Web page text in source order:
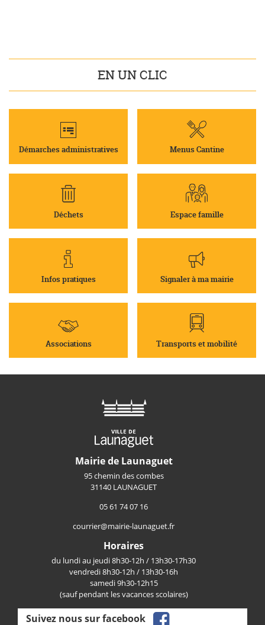
EN UN CLIC
Démarches administratives Menus Cantine
Déchets Espace famille
Infos pratiques Signaler à ma mairie
Associations Transports et mobilité
Mairie de Launaguet
95 chemin des combes
31140 LAUNAGUET
05 61 74 07 16
courrier@mairie-launaguet.fr
Horaires
du lundi au jeudi 8h30-12h / 13h30-17h30
vendredi 8h30-12h / 13h30-16h
samedi 9h30-12h15
(sauf pendant les vacances scolaires)
Suivez nous sur facebook